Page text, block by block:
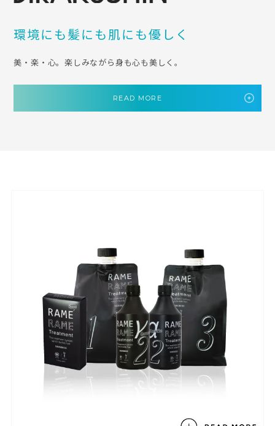
環境にも髪にも肌にも優しく
美・楽・心。楽しみながら身も心も美しく。
READ MORE